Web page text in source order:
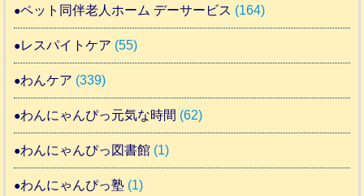
ペット同伴老人ホーム デーサービス (164)
レスパイトケア (55)
わんケア (339)
わんにゃんぴっ元気な時間 (62)
わんにゃんぴっ図書館 (1)
わんにゃんぴっ塾 (1)